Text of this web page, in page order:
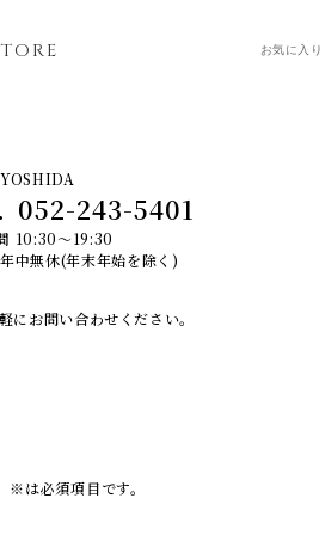
お気に入り
052-243-5401
10:30～19:30
中無休(年末年始を除く)
にお問い合わせください。
※は必須項目です。